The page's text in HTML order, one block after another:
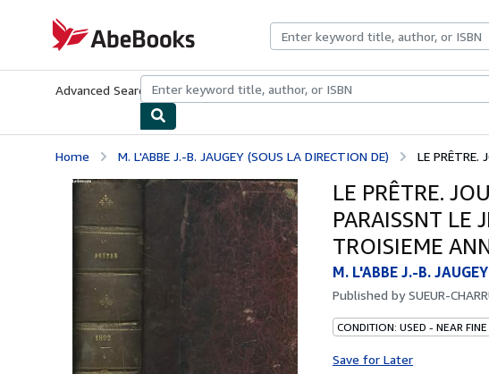
AbeBooks.com
Advanced Search Browse CollectionsRare BooksArt & Collectibles
Home M. L'ABBE J.-B. JAUGEY (SOUS LA DIRECTION DE) LE PRÊTRE.
LE PRÊTRE.
PARAISSNT LE
TROISIEME
M. L'ABBE J.-B.
Published bySUEUR-
CONDITION: USED - NEAR FINE
Save for Later